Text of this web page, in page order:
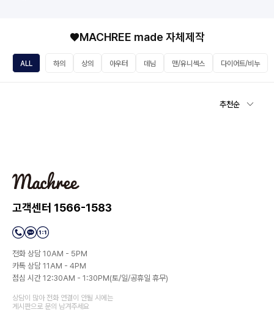
♥MACHREE made 자체제작
ALL 하의 상의 아우터 데님 맨/유니섹스 다이어트/비누
추천순
고객센터 1566-1583
전화 상담 10AM - 5PM
카톡 상담 11AM - 4PM
점심 시간 12:30AM - 1:30PM(토/일/공휴일 휴무)
상담이 많아 전화 연결이 안될 시에는
게시판으로 문의 남겨주세요